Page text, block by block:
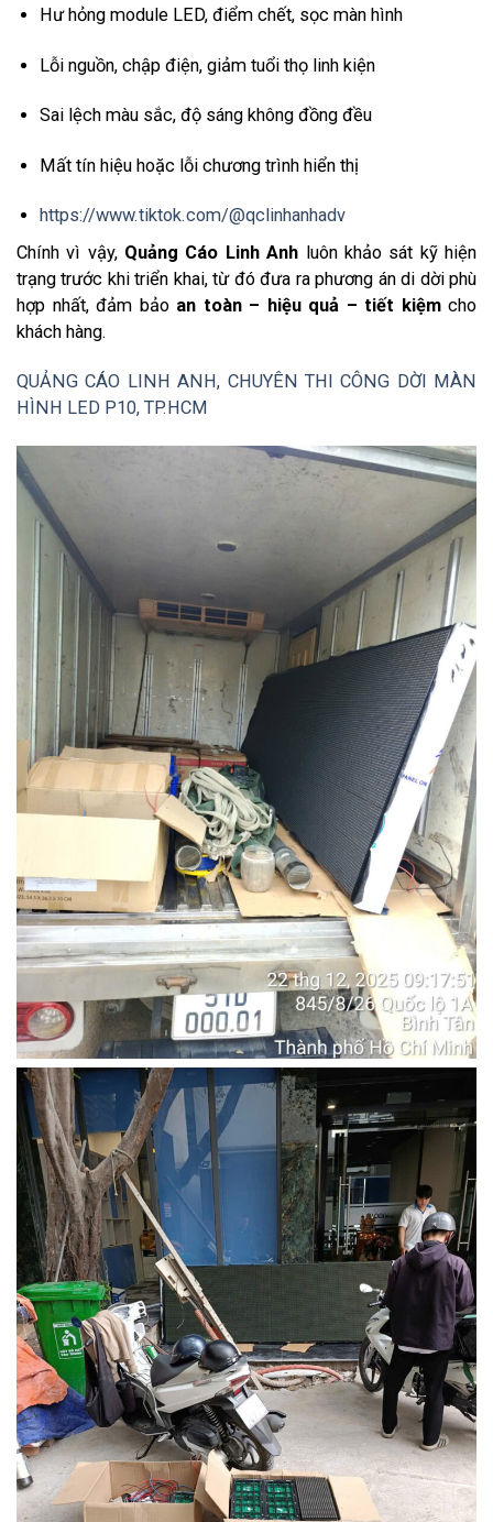
Hư hỏng module LED, điểm chết, sọc màn hình
Lỗi nguồn, chập điện, giảm tuổi thọ linh kiện
Sai lệch màu sắc, độ sáng không đồng đều
Mất tín hiệu hoặc lỗi chương trình hiển thị
https://www.tiktok.com/@qclinhanhadv
Chính vì vậy, Quảng Cáo Linh Anh luôn khảo sát kỹ hiện
trạng trước khi triển khai, từ đó đưa ra phương án di dời phù
hợp nhất, đảm bảo an toàn – hiệu quả – tiết kiệmcho
khách hàng.
QUẢNG CÁO LINH ANH, CHUYÊN THI CÔNG DỜI MÀN
HÌNH LED P10, TP.HCM